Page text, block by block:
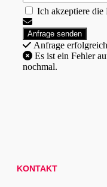
Ich akzeptiere die
Anfrage
nochmal.
KONTAKT